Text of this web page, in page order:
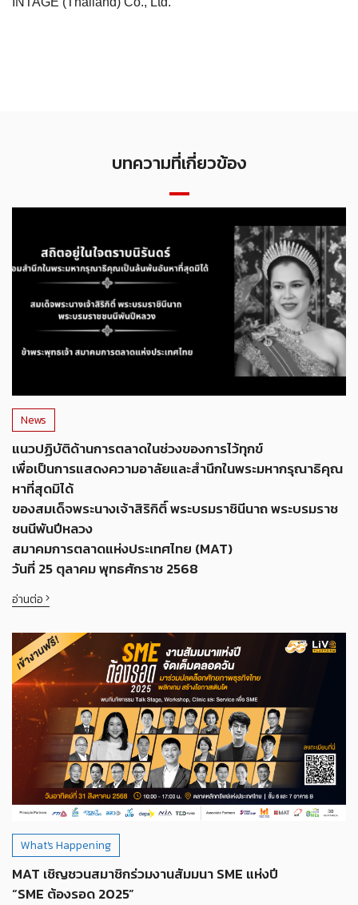
บทความที่เกี่ยวข้อง
News
แนวปฏิบัติด้านการตลาดในช่วงของการไว้ทุกข์
เพื่อเป็นการแสดงความอาลัยและสำนึกในพระมหากรุณาธิคุณ
หาที่สุดมิได้
ของสมเด็จพระนางเจ้าสิริกิติ์ พระบรมราชินีนาถ พระบรมราช
ชนนีพันปีหลวง
สมาคมการตลาดแห่งประเทศไทย (MAT)
วันที่ 25 ตุลาคม พุทธศักราช 2568
อ่านต่อ
What's Happening
MAT เชิญชวนสมาชิกร่วมงานสัมมนา SME แห่งปี
“SME ต้องรอด 2025”